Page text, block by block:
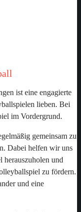
ist eine engagierte
lieben. Bei
im Vordergrund.
gemeinsam zu
Dabei helfen wir uns
herauszuholen und
zu fördern.
und eine